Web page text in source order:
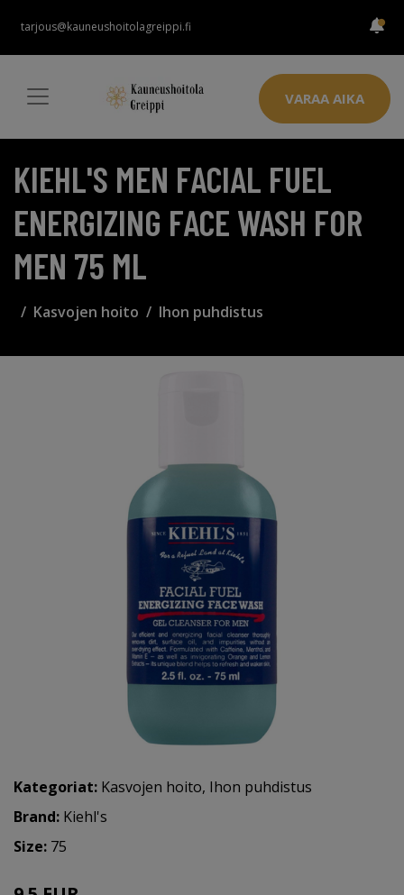
tarjous@kauneushoitolagreippi.fi
VARAA AIKA
KIEHL'S MEN FACIAL FUEL
ENERGIZING FACE WASH FOR
MEN 75 ML
Kasvojen hoito Ihon puhdistus
Kategoriat: Kasvojen hoito, Ihon puhdistus
Brand: Kiehl's
Size: 75